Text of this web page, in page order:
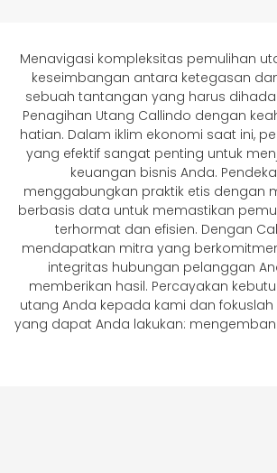
Menavigasi kompleksitas pemulihan
keseimbangan antara ketegasan
sebuah tantangan yang harus
Penagihan Utang Callindo dengan
hatian. Dalam iklim ekonomi saat ini,
yang efektif sangat penting untuk
keuangan bisnis Anda.
menggabungkan praktik etis dengan
berbasis data untuk memastikan
terhormat dan efisien. Dengan
mendapatkan mitra yang
integritas hubungan pelanggan
memberikan hasil. Percayakan
utang Anda kepada kami dan
yang dapat Anda lakukan: